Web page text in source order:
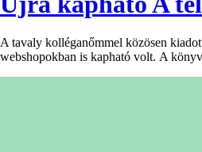
A tavaly kolléganőmmel közösen
webshopokban is kapható volt. A